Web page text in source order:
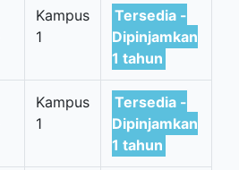
Kampus
1
Tersedia -
Dipinjamkan
1 tahun
Kampus
1
Tersedia -
Dipinjamkan
1 tahun